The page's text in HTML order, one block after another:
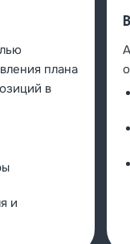
плана
в
и